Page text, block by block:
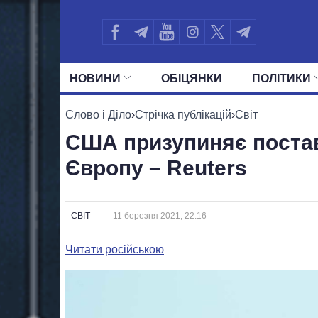
НОВИНИ ОБIЦЯНКИ ПОЛIТИКИ
УСІ ПОЛІТИКИ ПРЕЗИДЕНТ І ОФІС
Слово і Діло›Стрічка публікацій›Світ
США призупиняє
Європу – Reuters
СВІТ 11 березня 2021, 22:16
Читати російською